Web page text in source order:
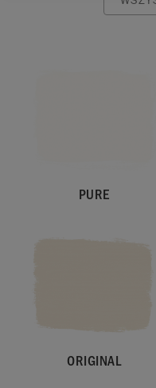
PURE
ORIGINAL